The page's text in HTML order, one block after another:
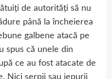
de autorități să nu
până la încheierea
galbene atacă pe
spus că unele din
ce au fost atacate de
Nici șerpii sau iepurii